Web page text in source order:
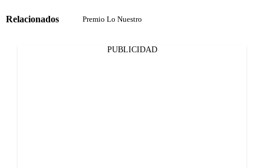
Relacionados Premio Lo Nuestro
PUBLICIDAD